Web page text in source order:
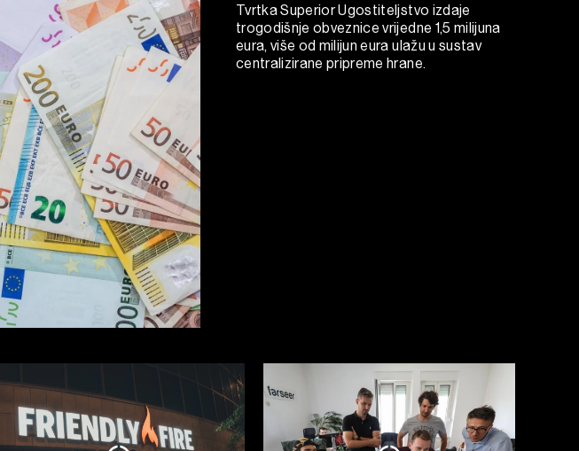
Tvrtka Superior Ugostiteljstvo izdaje
trogodišnje obveznice vrijedne 1,5 milijuna
eura, više od milijun eura ulažu u sustav
centralizirane pripreme hrane.